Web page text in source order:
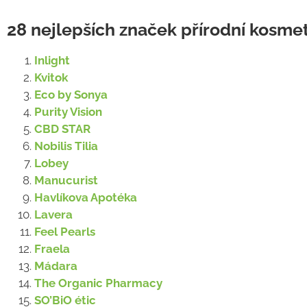
28 nejlepších značek přírodní
Inlight
Kvitok
Eco by Sonya
Purity Vision
CBD STAR
Nobilis Tilia
Lobey
Manucurist
Havlíkova Apotéka
Lavera
Feel Pearls
Fraela
Mádara
The Organic Pharmacy
SO’BiO étic